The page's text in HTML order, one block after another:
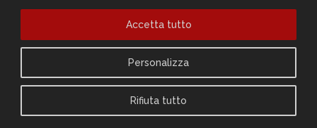
Personalizza
Rifiuta tutto
Accetta tutto
Compila il form per richiedere la registrazione al sito
Accedi
Privacy Policy
Cookie Policy